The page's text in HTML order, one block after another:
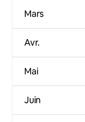
Mars
Avr.
Mai
Juin